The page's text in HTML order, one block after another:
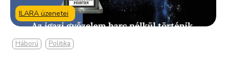
ILARA üzenetei
Háború Politika